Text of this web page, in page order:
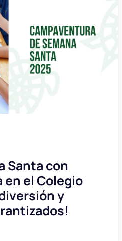
Santa con
el Colegio
y